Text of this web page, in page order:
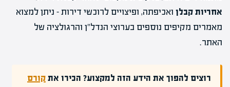
אחריות קבלן ואכיפתה, ופיצויים לרוכשי דירות – ניתן למצוא
מאמרים מקיפים נוספים בערוצי הנדל"ן והרגולציה של
האתר.
רוצים להפוך את הידע הזה למקצוע? הכירו אתקורס